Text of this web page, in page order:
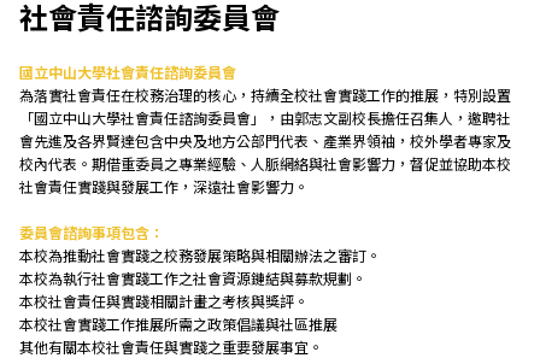
關於中心
社會實踐
教育發展
研究成果
外部連結
社會責任諮詢委員會
國立中山大學社會責任諮詢委員會
為落實社會責任在校務治理的核心，持續全校社會實踐工作的推展，特別設置
「國立中山大學社會責任諮詢委員會」，由郭志文副校長擔任召集人，邀聘社
會先進及各界賢達包含中央及地方公部門代表、產業界領袖，校外學者專家及
校內代表。期借重委員之專業經驗、人脈網絡與社會影響力，督促並協助本校
社會責任實踐與發展工作，深遠社會影響力。
委員會諮詢事項包含：
本校為推動社會實踐之校務發展策略與相關辦法之審訂。
本校為執行社會實踐工作之社會資源鏈結與募款規劃。
本校社會責任與實踐相關計畫之考核與獎評。
本校社會實踐工作推展所需之政策倡議與社區推展
其他有關本校社會責任與實踐之重要發展事宜。